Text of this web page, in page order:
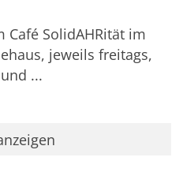
Café SolidAHRität im
jeweils freitags,
...